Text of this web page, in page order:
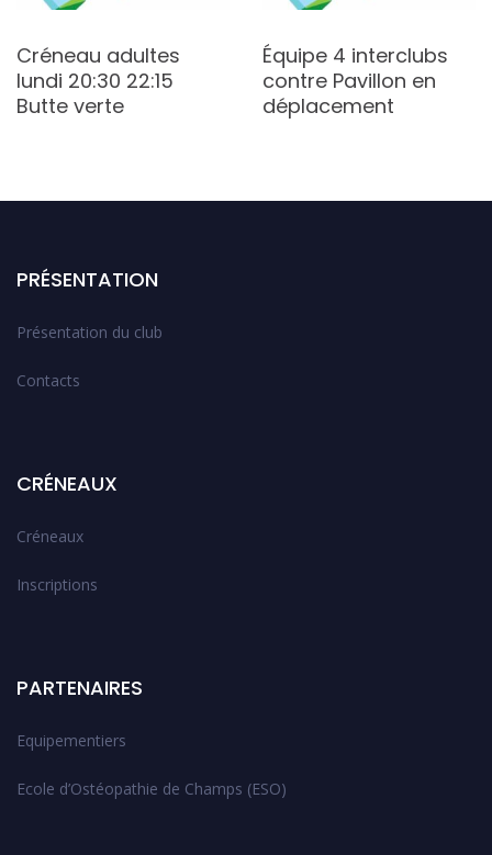
Créneau adultes
lundi 20:30 22:15
Butte verte
Équipe 4 interclubs
contre Pavillon en
déplacement
PRÉSENTATION
Présentation du club
Contacts
CRÉNEAUX
Créneaux
Inscriptions
PARTENAIRES
Equipementiers
Ecole d’Ostéopathie de Champs (ESO)